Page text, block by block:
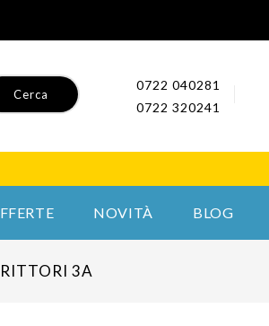
Cerca
0722 040281
0722 320241
NOVITÀ BLOG
3A